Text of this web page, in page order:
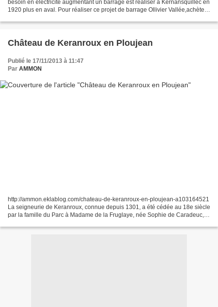
besoin en électricité augmentant un barrage est réaliser à Kernansquillec en
1920 plus en aval. Pour réaliser ce projet de barrage Ollivier Vallée,achète
Château de Keranroux en Ploujean
Publié le 17/11/2013 à 11:47
Par AMMON
http://ammon.eklablog.com/chateau-de-keranroux-en-ploujean-a103164521
La seigneurie de Keranroux, connue depuis 1301, a été cédée au 18e siècle
par la famille du Parc à Madame de la Fruglaye, née Sophie de Caradeuc,